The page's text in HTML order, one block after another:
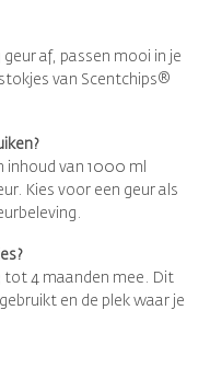
af, passen mooi in je
van Scentchips®
van 1000 ml
Kies voor een geur als
tot 4 maanden mee. Dit
en de plek waar je